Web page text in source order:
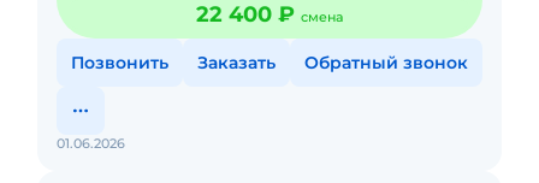
22 400 ₽ смена
Позвонить Заказать Обратный звонок
01.06.2026